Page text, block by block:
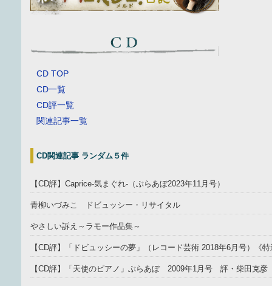
CD TOP
CD一覧
CD評一覧
関連記事一覧
CD関連記事 ランダム５件
【CD評】Caprice-気まぐれ-（ぶらあぼ2023年11月号）
青柳いづみこ ドビュッシー・リサイタル
やさしい訴え～ラモー作品集～
【CD評】「ドビュッシーの夢」（レコード芸術 2018年6月号）《
【CD評】「天使のピアノ」ぶらあぼ 2009年1月号 評・柴田克彦